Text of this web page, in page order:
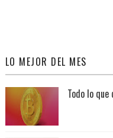
LO MEJOR DEL MES
Todo lo